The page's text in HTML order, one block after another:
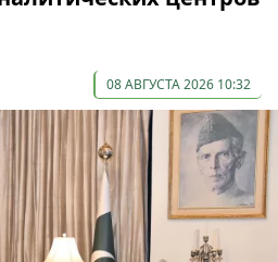
08 АВГУСТА 2026 10:32